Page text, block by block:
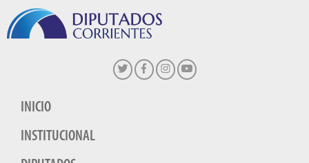
INICIO
INSTITUCIONAL